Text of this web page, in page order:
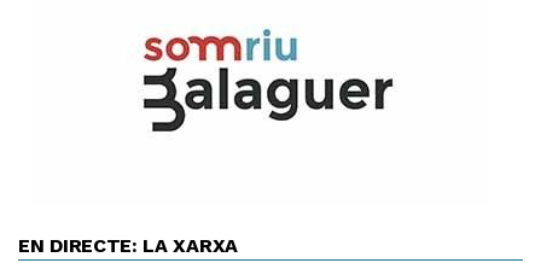
EN DIRECTE: LA XARXA